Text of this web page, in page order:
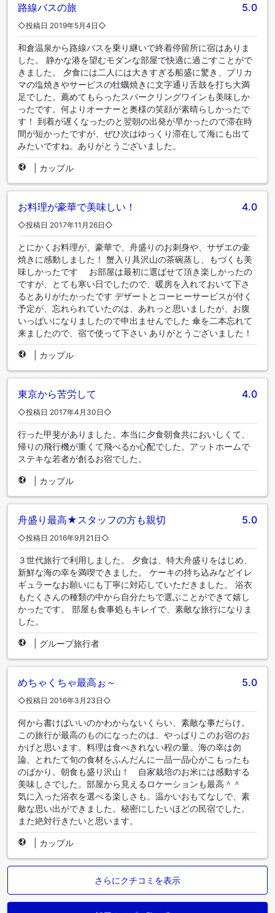
路線バスの旅 5.0
◇投稿日 2019年5月4日◇
和倉温泉から路線バスを乗り継いで終着停留所に宿はありま
した。 静かな港を望むモダンな部屋で快適に過ごすことがで
きました。 夕食には二人には大きすぎる船盛に驚き、ブリカ
マの塩焼きやサービスの牡蠣焼きに文字通り舌鼓を打ち大満
足でした。薦めてもらったスパークリングワインも美味しか
ったです。何よりオーナーと奥様の笑顔が素晴らしかったで
す！ 到着が遅くなったのと翌朝の出発が早かったので滞在時
間が短かったですが、ぜひ次はゆっくり滞在して海にも出て
みたいですね。ありがとうございました。
カップル
お料理が豪華で美味しい！ 4.0
◇投稿日 2017年11月26日◇
とにかくお料理が、豪華で、舟盛りのお刺身や、サザエの壷
焼きに感動しました！ 蟹入り具沢山の茶碗蒸し、もづくも美
味しかったです お部屋は最初に選ばせて頂き楽しかったの
ですが、とても寒い日でしたので、暖房を入れておいて下さ
るとありがたかったです デザートとコーヒーサービスが付く
予定が、忘れられていたのは、あれっと思いましたが、お腹
いっぱいになりましたので申出ませんでした 傘を二本忘れて
来ましたので、宿で使って下さい ありがとうございました！
カップル
東京から苦労して 4.0
◇投稿日 2017年4月30日◇
行った甲斐がありました。本当に夕食朝食共においしくて、
帰りの飛行機が重くて飛べるか心配でした。アットホームで
ステキな若者が創るお宿でした。
カップル
舟盛り最高★スタッフの方も親切 5.0
◇投稿日 2016年9月21日◇
３世代旅行で利用しました。 夕食は、特大舟盛りをはじめ、
新鮮な海の幸を満喫できました。 ケーキの持ち込みなどイレ
ギュラーなお願いにも丁寧に対応していただきました。 浴衣
もたくさんの種類の中から自分たちで選ぶことができて嬉し
かったです。 部屋も食事処もキレイで、素敵な旅行になりま
した。
グループ旅行者
めちゃくちゃ最高ぉ～ 5.0
◇投稿日 2016年3月23日◇
何から書けばいいのかわからないくらい、素敵な事だらけ。
この旅行が最高のものになったのは、やっぱりこのお宿のお
かげと思います。料理は食べきれない程の量。海の幸は勿
論、とれたて旬の食材をふんだんに一品一品心がこもったも
のばかり。朝食も盛り沢山！ 自家栽培のお米には感動する
美味しさでした。部屋から見えるロケーションも最高＾＾
気に入った浴衣を選べる楽しさも。温かいおもてなしで、素
敵な思い出ができました。秘密にしたいほどの民宿でした。
また絶対行きたいと思います。
カップル
さらにクチコミを表示